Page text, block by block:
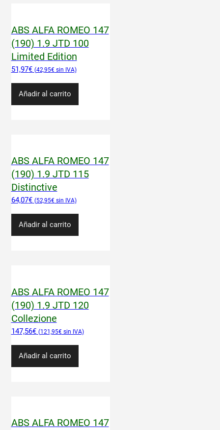
ABS ALFA ROMEO 147
(190) 1.9 JTD 100
Limited Edition
51,97€ 42,95€
Añadir al carrito
ABS ALFA ROMEO 147
(190) 1.9 JTD 115
Distinctive
64,07€ 52,95€
Añadir al carrito
ABS ALFA ROMEO 147
(190) 1.9 JTD 120
Collezione
147,56€ 121,95€
Añadir al carrito
ABS ALFA ROMEO 147